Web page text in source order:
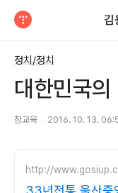
김
정치/정치
대한민국
참교육 2016. 10. 13.
http://